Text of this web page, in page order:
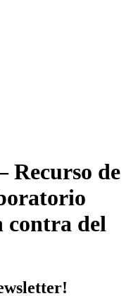
Recurso de
contra del